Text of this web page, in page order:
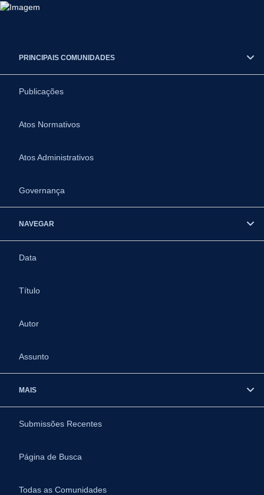
PRINCIPAIS COMUNIDADES
Publicações
Atos Normativos
Atos Administrativos
Governança
NAVEGAR
Data
Título
Autor
Assunto
MAIS
Submissões Recentes
Página de Busca
Todas as Comunidades